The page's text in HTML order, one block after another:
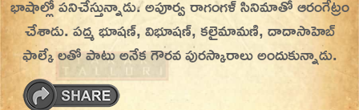
చేశాడు. పద్మ భూషణ్, విభూషణ్, కలైమామణి, దాదాసాహెబ్
ఫాల్కే లతో పాటు అనేక గౌరవ పురస్కారాలు అందుకున్నాడు.